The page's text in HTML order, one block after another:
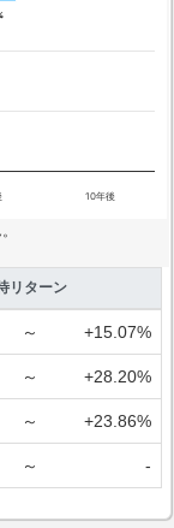
10年後
リターン
～ +15.07%
～ +28.20%
～ +23.86%
～ -